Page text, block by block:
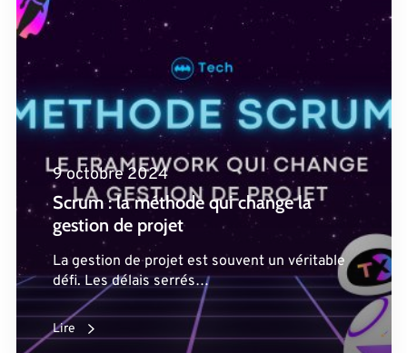
9 octobre 2024
Scrum : la méthode qui change la
gestion de projet
La gestion de projet est souvent un véritable
défi. Les délais serrés…
Lire